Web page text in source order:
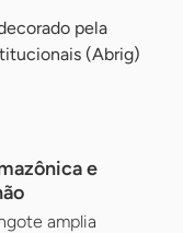
pela
(Abrig)
e
amplia